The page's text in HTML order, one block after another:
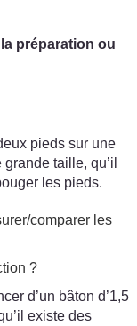
préparation ou
pieds sur une
taille, qu’il
les pieds.
comparer les
?
d’un bâton d’1,5
existe des